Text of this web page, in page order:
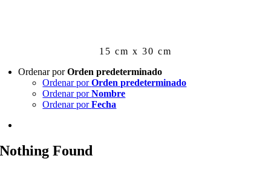
15 cm x 30 cm
Ordenar porOrden predeterminado
Ordenar porOrden predeterminado
Ordenar porNombre
Ordenar porFecha
Nothing Found